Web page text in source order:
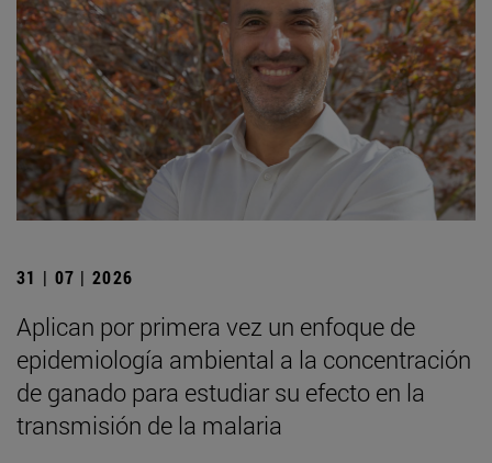
31 | 07 | 2026
Aplican por primera vez un enfoque de
epidemiología ambiental a la concentración
de ganado para estudiar su efecto en la
transmisión de la malaria